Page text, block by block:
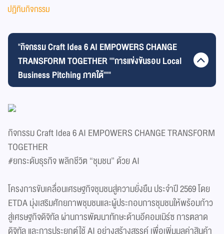
ปฏิทินกิจกรรม
"กิจกรรม Craft Idea 6 AI EMPOWERS CHANGE
TRANSFORM TOGETHER ""การแข่งขันรอบ Local
Business Pitching ภาคใต้"""
กิจกรรม Craft Idea 6 AI EMPOWERS CHANGE TRANSFORM
TOGETHER
#ยกระดับธุรกิจ พลิกชีวิต “ชุมชน” ด้วย AI
โครงการขับเคลื่อนเศรษฐกิจชุมชนสู่ความยั่งยืน ประจำปี 2569 โดย
ETDA มุ่งเสริมศักยภาพชุมชนและผู้ประกอบการชุมชนให้พร้อมก้าว
สู่เศรษฐกิจดิจิทัล ผ่านการพัฒนาทักษะด้านอีคอมเมิร์ซ การตลาด
ดิจิทัล และการประยุกต์ใช้ AI อย่างสร้างสรรค์ เพื่อเพิ่มมูลค่าสินค้า